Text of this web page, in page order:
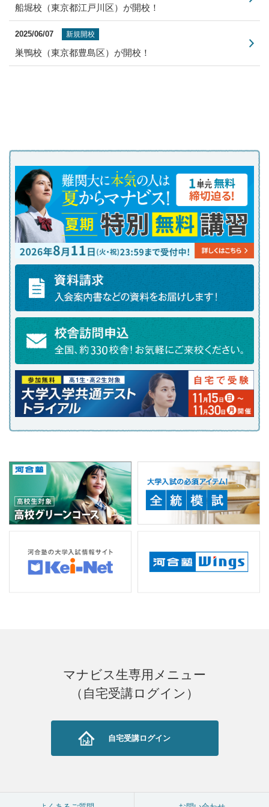
船堀校（東京都江戸川区）が開校！
2025/06/07 新規開校
巣鴨校（東京都豊島区）が開校！
マナビス生専用メニュー
（自宅受講ログイン）
自宅受講ログイン